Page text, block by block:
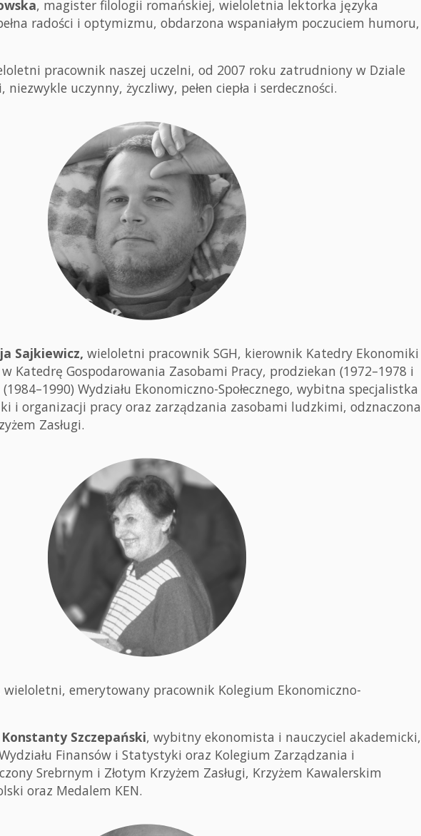
, magister filologii romańskiej, wieloletnia lektorka języka
radości i optymizmu, obdarzona wspaniałym poczuciem humoru,
pracownik naszej uczelni, od 2007 roku zatrudniony w Dziale
uczynny, życzliwy, pełen ciepła i serdeczności.
Sajkiewicz, wieloletni pracownik SGH, kierownik Katedry Ekonomiki
w Katedrę Gospodarowania Zasobami Pracy, prodziekan (1972–1978 i
Wydziału Ekonomiczno-Społecznego, wybitna specjalistka
i organizacji pracy oraz zarządzania zasobami ludzkimi, odznaczona
Zasługi.
wieloletni, emerytowany pracownik Kolegium Ekonomiczno-
Szczepański, wybitny ekonomista i nauczyciel akademicki,
Finansów i Statystyki oraz Kolegium Zarządzania i
Srebrnym i Złotym Krzyżem Zasługi, Krzyżem Kawalerskim
oraz Medalem KEN.